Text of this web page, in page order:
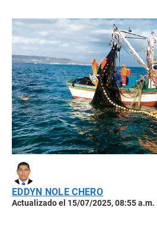
EDDYN NOLE CHERO
Actualizado el 15/07/2025, 08:55 a.m.